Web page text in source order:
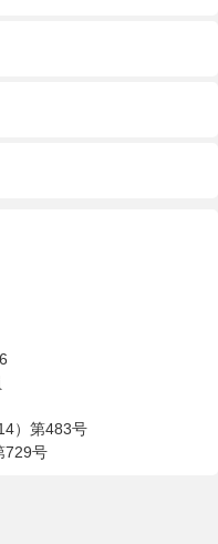
）第483号
729号